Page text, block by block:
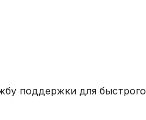
поддержки для быстрого